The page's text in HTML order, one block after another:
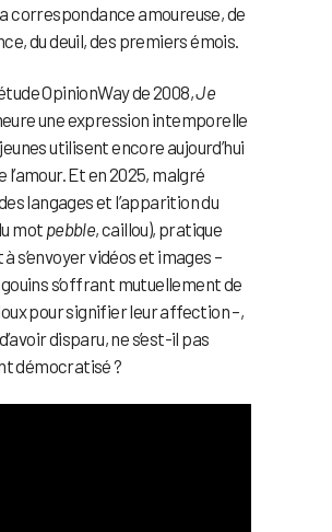
correspondance amoureuse, de
du deuil, des premiers émois.
OpinionWay de 2008,Je
une expression intemporelle
utilisent encore aujourd’hui
l’amour. Et en 2025, malgré
langages et l’apparition du
mot pebble, caillou), pratique
s’envoyer vidéos et images –
s’offrant mutuellement de
pour signifier leur affection –,
disparu, ne s’est-il pas
démocratisé ?